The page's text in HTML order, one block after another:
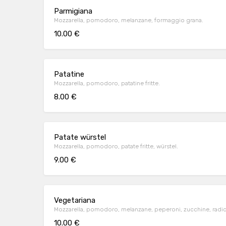
Parmigiana
Mozzarella, pomodoro, melanzane, formaggio grana.
10.00 €
Patatine
Mozzarella, pomodoro, patatine fritte.
8.00 €
Patate würstel
Mozzarella, pomodoro, patate fritte, würstel.
9.00 €
Vegetariana
Mozzarella, pomodoro, melanzane, peperoni, zucchine,
10.00 €